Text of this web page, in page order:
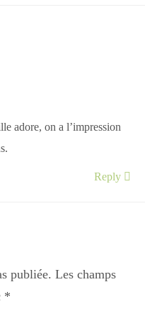
adore, on a l’impression
Reply
publiée. Les champs
*